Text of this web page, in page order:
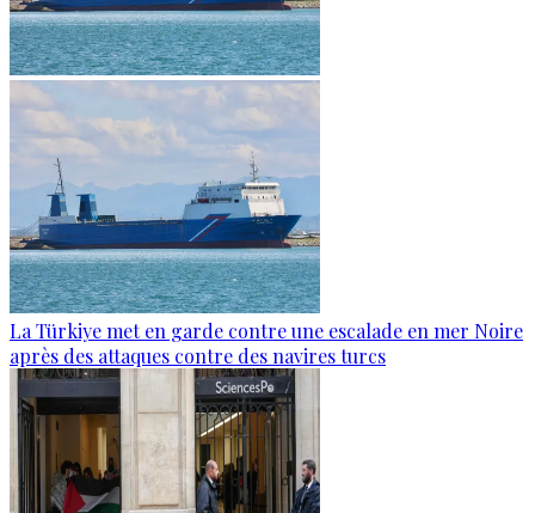
La Türkiye met en garde contre une escalade en mer Noire
après des attaques contre des navires turcs